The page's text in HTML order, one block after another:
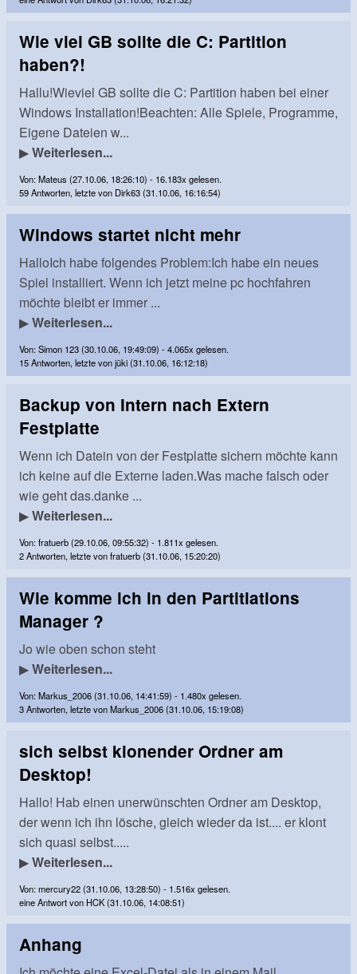
Wie viel GB sollte die C: Partition
haben?!
Hallu!Wieviel GB sollte die C: Partition haben bei einer
Windows Installation!Beachten: Alle Spiele, Programme,
Eigene Dateien w...
▶Weiterlesen...
Von: Mateus (27.10.06, 18:26:10) - 16.183x gelesen.
59 Antworten, letzte von Dirk63 (31.10.06, 16:16:54)
Windows startet nicht mehr
HalloIch habe folgendes Problem:Ich habe ein neues
Spiel installiert. Wenn ich jetzt meine pc hochfahren
möchte bleibt er immer ...
▶Weiterlesen...
Von: Simon 123 (30.10.06, 19:49:09) - 4.065x gelesen.
15 Antworten, letzte von jüki (31.10.06, 16:12:18)
Backup von Intern nach Extern
Festplatte
Wenn ich Datein von der Festplatte sichern möchte kann
ich keine auf die Externe laden.Was mache falsch oder
wie geht das.danke ...
▶Weiterlesen...
Von: fratuerb (29.10.06, 09:55:32) - 1.811x gelesen.
2 Antworten, letzte von fratuerb (31.10.06, 15:20:20)
Wie komme ich in den Partitiations
Manager ?
Jo wie oben schon steht
▶Weiterlesen...
Von: Markus_2006 (31.10.06, 14:41:59) - 1.480x gelesen.
3 Antworten, letzte von Markus_2006 (31.10.06, 15:19:08)
sich selbst klonender Ordner am
Desktop!
Hallo! Hab einen unerwünschten Ordner am Desktop,
der wenn ich ihn lösche, gleich wieder da ist.... er klont
sich quasi selbst.....
▶Weiterlesen...
Von: mercury22 (31.10.06, 13:28:50) - 1.516x gelesen.
eine Antwort von HCK (31.10.06, 14:08:51)
Anhang